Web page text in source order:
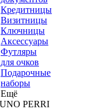
Кредитницы
Визитницы
Ключницы
Аксессуары
Футляры
для очков
Подарочные
наборы
Ещё